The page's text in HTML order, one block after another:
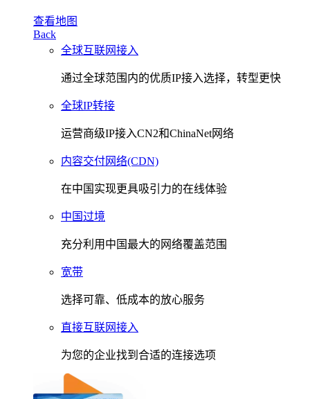
查看地图
Back
全球互联网接入
通过全球范围内的优质IP接入选择，转型更快
全球IP转接
运营商级IP接入CN2和ChinaNet网络
内容交付网络(CDN)
在中国实现更具吸引力的在线体验
中国过境
充分利用中国最大的网络覆盖范围
宽带
选择可靠、低成本的放心服务
直接互联网接入
为您的企业找到合适的连接选项